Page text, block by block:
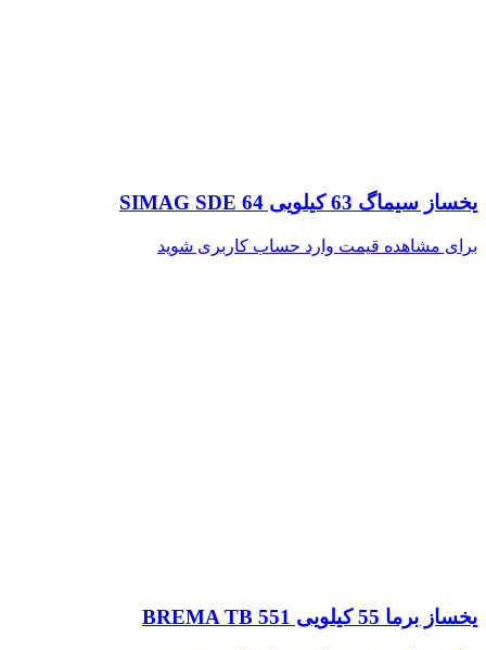
یخساز سیماگ 63 کیلویی SIMAG SDE 64
برای مشاهده قیمت وارد حساب کاربری شوید
یخساز برما 55 کیلویی BREMA TB 551